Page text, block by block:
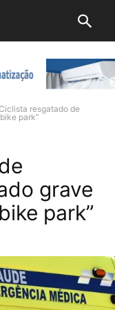
resgatado de
park”
grave
park”